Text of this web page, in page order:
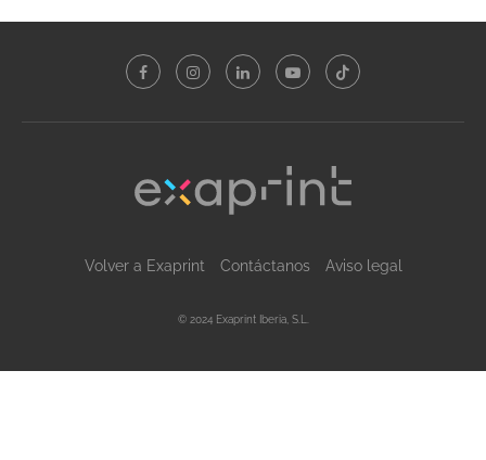
Volver a Exaprint Contáctanos Aviso legal
© 2024 Exaprint Iberia, S.L.